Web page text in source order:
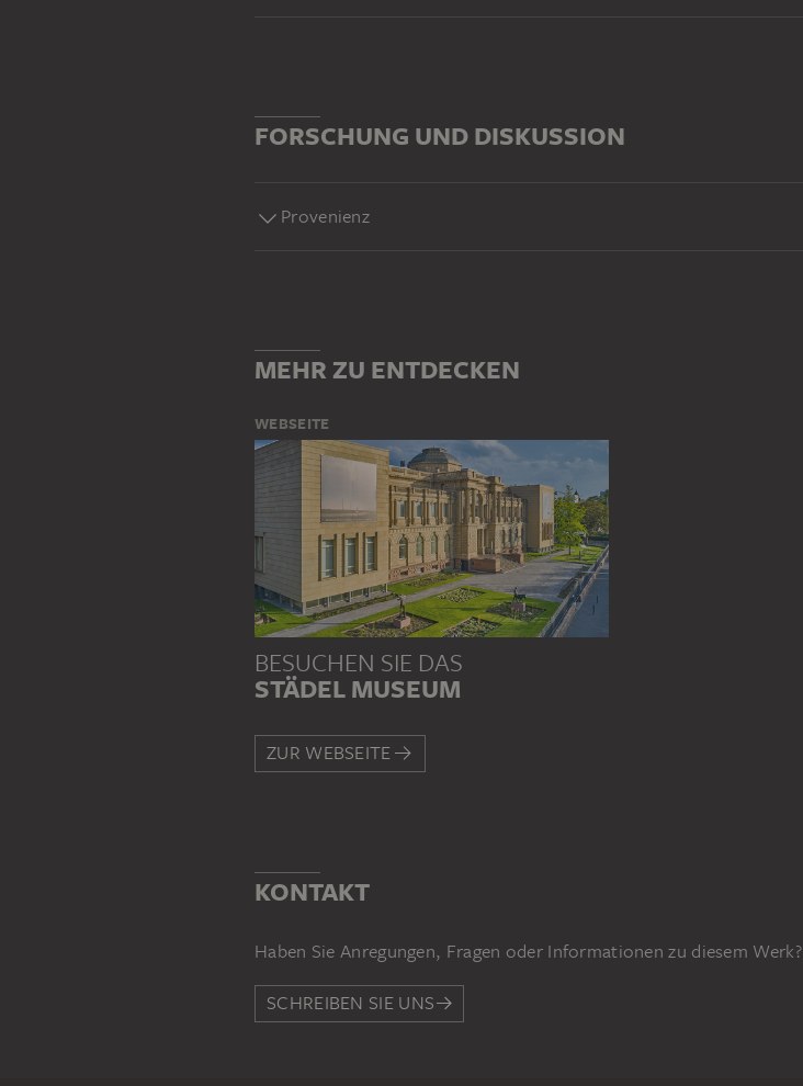
FORSCHUNG UND DISKUSSION
Provenienz
MEHR ZU ENTDECKEN
WEBSEITE
BESUCHEN SIE DAS
STÄDEL MUSEUM
ZUR WEBSEITE
KONTAKT
Haben Sie Anregungen, Fragen oder Informationen zu diesem Werk?
SCHREIBEN SIE UNS